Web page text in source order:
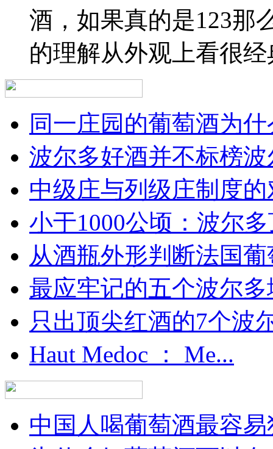
酒，如果真的是123那
的理解从外观上看很
同一庄园的葡萄酒为
波尔多好酒并不标榜
中级庄与列级庄制度
小于1000公顷：波尔
从酒瓶外形判断法国
最应牢记的五个波尔多
只出顶尖红酒的7个波
Haut Medoc ： Me...
中国人喝葡萄酒最容